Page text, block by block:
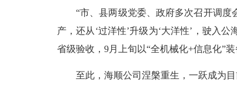
“市、县两级党委、政府多次召开调度会
产，还从‘过洋性’升级为‘大洋性’，驶入
省级验收，9月上旬以“全机械化+信息化”
至此，海顺公司涅槃重生，一跃成为目